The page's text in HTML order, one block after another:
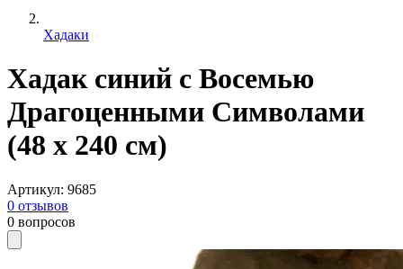
Хадаки
Хадак синий с Восемью
Драгоценными Символами
(48 x 240 см)
Артикул: 9685
0 отзывов
0 вопросов